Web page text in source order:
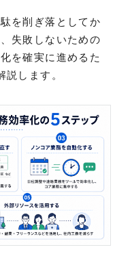
を削ぎ落としてか
失敗しないための
を確実に進めるた
します。